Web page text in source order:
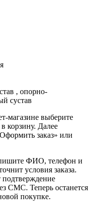
, опорно-
сустав
магазине выберите
корзину. Далее
заказ» или
ФИО, телефон и
условия заказа.
подтверждение
СМС. Теперь останется
покупке.